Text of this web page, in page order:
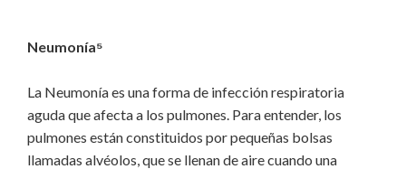
Neumonía⁵
La Neumonía es una forma de infección respiratoria
aguda que afecta a los pulmones. Para entender, los
pulmones están constituidos por pequeñas bolsas
llamadas alvéolos, que se llenan de aire cuando una